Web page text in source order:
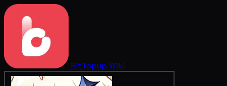
BitTopup Wiki